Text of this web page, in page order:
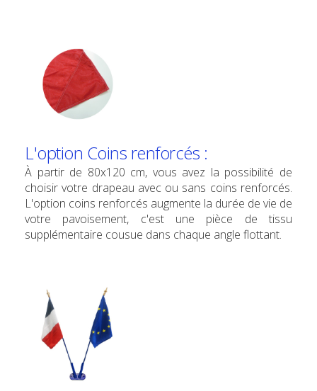
L'option Coins renforcés :
À partir de 80x120 cm, vous avez la possibilité de
choisir votre drapeau avec ou sans coins renforcés.
L'option coins renforcés augmente la durée de vie de
votre pavoisement, c'est une pièce de tissu
supplémentaire cousue dans chaque angle flottant.